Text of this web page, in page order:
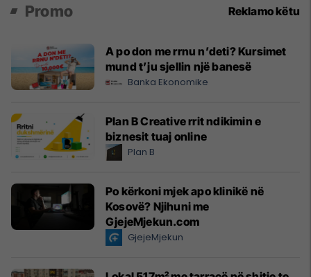
Promo Reklamo këtu
A po don me rrnu n’deti? Kursimet
mund t’ju sjellin një banesë
Banka Ekonomike
Plan B Creative rrit ndikimin e
biznesit tuaj online
Plan B
Po kërkoni mjek apo klinikë në
Kosovë? Njihuni me
GjejeMjekun.com
GjejeMjekun